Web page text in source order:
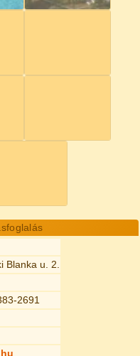
Blanka u. 2.
2691